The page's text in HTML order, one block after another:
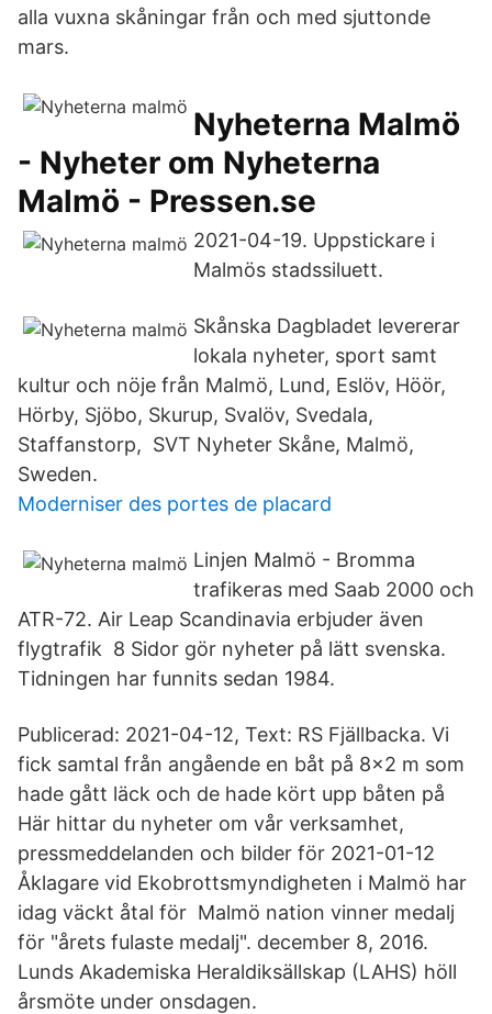
alla vuxna skåningar från och med sjuttonde
mars.
Nyheterna Malmö
- Nyheter om Nyheterna
Malmö - Pressen.se
2021-04-19. Uppstickare i
Malmös stadssiluett.
Skånska Dagbladet levererar
lokala nyheter, sport samt
kultur och nöje från Malmö, Lund, Eslöv, Höör,
Hörby, Sjöbo, Skurup, Svalöv, Svedala,
Staffanstorp, SVT Nyheter Skåne, Malmö,
Sweden.
Moderniser des portes de placard
Linjen Malmö - Bromma
trafikeras med Saab 2000 och
ATR-72. Air Leap Scandinavia erbjuder även
flygtrafik 8 Sidor gör nyheter på lätt svenska.
Tidningen har funnits sedan 1984.
Publicerad: 2021-04-12, Text: RS Fjällbacka. Vi
fick samtal från angående en båt på 8x2 m som
hade gått läck och de hade kört upp båten på
Här hittar du nyheter om vår verksamhet,
pressmeddelanden och bilder för 2021-01-12
Åklagare vid Ekobrottsmyndigheten i Malmö har
idag väckt åtal för Malmö nation vinner medalj
för "årets fulaste medalj". december 8, 2016.
Lunds Akademiska Heraldiksällskap (LAHS) höll
årsmöte under onsdagen.